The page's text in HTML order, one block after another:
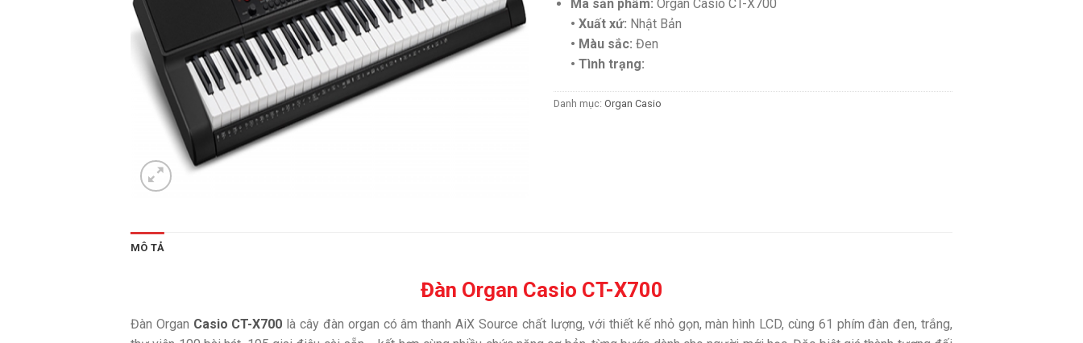
Mã sản phẩm: Organ Casio CT-X700
• Xuất xứ: Nhật Bản
• Màu sắc: Đen
• Tình trạng:
Danh mục: Organ Casio
MÔ TẢ
Đàn Organ Casio CT-X700
Đàn Organ Casio CT-X700 là cây đàn organ có âm thanh AiX Source chất lượng, với thiết kế nhỏ gọn, màn hình LCD, cùng 61 phím đàn đen, trắng,